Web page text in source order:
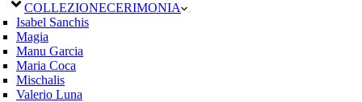
COLLEZIONECERIMONIA
Isabel Sanchis
Magia
Manu Garcia
Maria Coca
Mischalis
Valerio Luna